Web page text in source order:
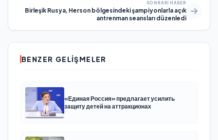
SONRAKI HABER
Birleşik Rusya, Herson bölgesindeki şampiyonlarla açık
antrenman seansları düzenledi
BENZER GELIŞMELER
«Единая Россия» предлагает усилить
защиту детей на аттракционах